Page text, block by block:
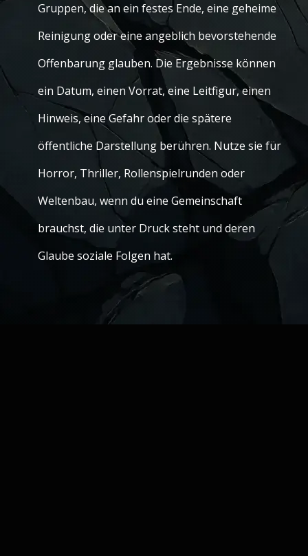
Gruppen, die an ein festes Ende, eine geheime
Reinigung oder eine angeblich bevorstehende
Offenbarung glauben. Die Ergebnisse können
ein Datum, einen Vorrat, eine Leitfigur, einen
Hinweis, eine Gefahr oder die spätere
öffentliche Darstellung berühren. Nutze sie für
Horror, Thriller, Rollenspielrunden oder
Weltenbau, wenn du eine Gemeinschaft
brauchst, die unter Druck steht und deren
Glaube soziale Folgen hat.